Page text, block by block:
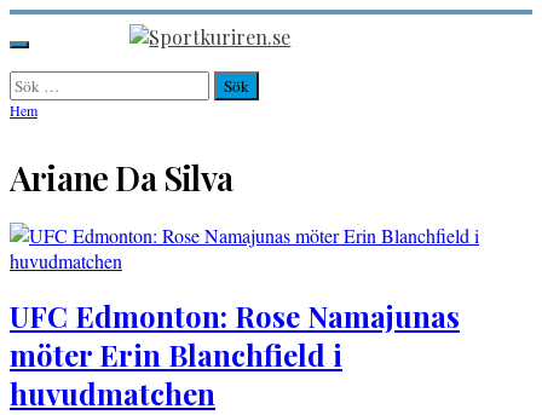
Hoppa
till
innehåll
Sportkuriren.se
Primär
meny
Sök
efter:
Hem
Ariane Da Silva
UFC Edmonton: Rose Namajunas
möter Erin Blanchfield i
huvudmatchen